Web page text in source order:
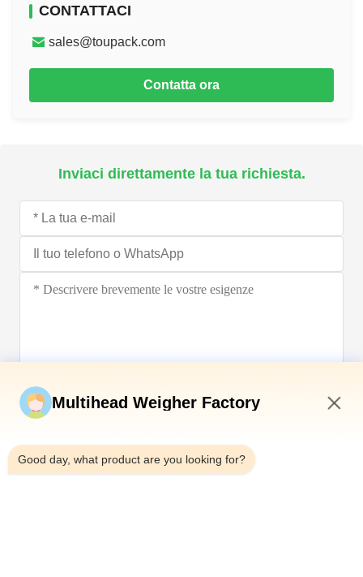
CONTATTACI
sales@toupack.com
Contatta ora
Inviaci direttamente la tua richiesta.
Multihead Weigher Factory
Good day, what product are you looking for?